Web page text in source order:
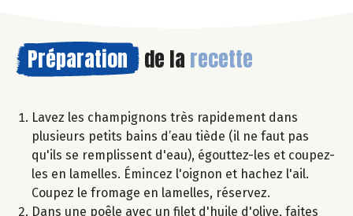
Préparation de la recette
Lavez les champignons très rapidement dans
plusieurs petits bains d’eau tiède (il ne faut pas
qu'ils se remplissent d'eau), égouttez-les et coupez-
les en lamelles. Émincez l'oignon et hachez l'ail.
Coupez le fromage en lamelles, réservez.
Dans une poêle avec un filet d'huile d'olive, faites